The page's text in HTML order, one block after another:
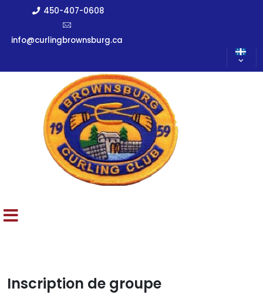
450-407-0608
info@curlingbrownsburg.ca
Inscription de groupe